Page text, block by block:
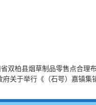
双柏县烟草制品零售点合理
关于举行《（石咢）嘉镇